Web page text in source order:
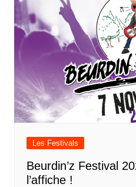
Les Festivals
Beurdin’z Festival
l’affiche !